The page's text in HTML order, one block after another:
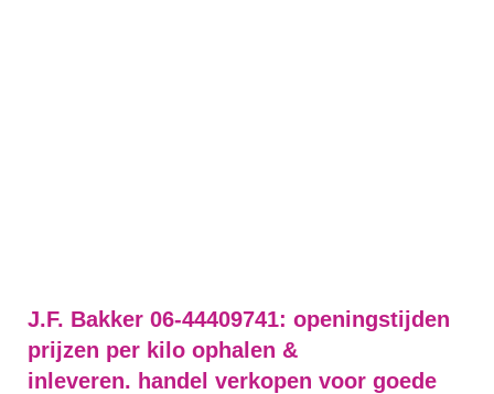
J.F. Bakker 06-44409741: openingstijden
prijzen per kilo ophalen &
inleveren. handel verkopen voor goede